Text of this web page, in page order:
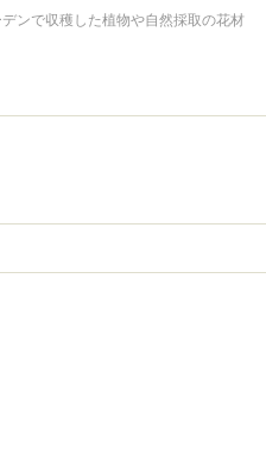
ンで収穫した植物や自然採取の花材